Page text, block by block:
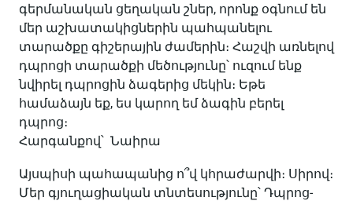
գերմանական ցեղական շներ, որոնք օգնում են
մեր աշխատակիցներին պահպանելու
տարածքը գիշերային ժամերին։ Հաշվի առնելով
դպրոցի տարածքի մեծությունը՝ ուզում ենք
նվիրել դպրոցին ձագերից մեկին։ Եթե
համաձայն եք, ես կարող եմ ձագին բերել
դպրոց։
Հարգանքով՝ Նաիրա
Այսպիսի պահապանից ո՞վ կհրաժարվի։ Սիրով։
Մեր գյուղացիական տնտեսությունը՝ Դպրոց-